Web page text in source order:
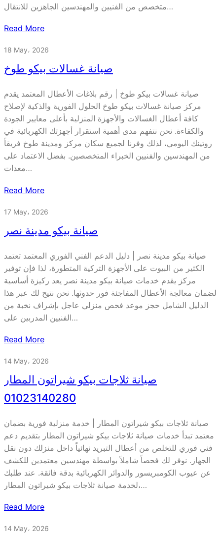
متخصص من الفنيين والمهندسين الجاهزين للانتقال…
Read More
18 May، 2026
صيانة غسالات بيكو طوخ
صيانة غسالات بيكو طوخ | رقم بلاغات الأعطال المعتمد يقدم
مركز صيانة غسالات بيكو طوخ الحلول الفورية والذكية لإصلاح
كافة أعطال الغسالات والأجهزة المنزلية بأعلى معايير الجودة
والكفاءة. نحن نتفهم مدى أهمية استقرار أجهزتك الكهربائية في
روتينك اليومي، لذلك وفرنا لجميع سكان مركز ومدينة طوخ فريقاً
من المهندسين والفنيين الخبراء المتخصصين. بفضل الاعتماد على
معدات…
Read More
17 May، 2026
صيانة بيكو مدينة نصر
صيانة بيكو مدينة نصر | دليل الدعم الفني الفوري المعتمد تعتمد
الكثير من البيوت على الأجهزة التركية المتطورة، لذا فإن توفير
مركز يقدم خدمات صيانة بيكو مدينة نصر يعد ركيزة أساسية
لضمان معالجة الأعطال المفاجئة فور حدوثها. نحن نتيح لك عبر هذا
الدليل الشامل حجز موعد فحص منزلي عاجل بإشراف نخبة من
الفنيين المدربين على…
Read More
14 May، 2026
صيانة ثلاجات بيكو شيراتون المطار
01023140280
صيانة ثلاجات بيكو شيراتون المطار | خدمة منزلية فورية بضمان
معتمد تبدأ خدمات صيانة ثلاجات بيكو شيراتون المطار بتقديم دعم
فني فوري للتخلص من أعطال التبريد نهائياً داخل منزلك دون نقل
الجهاز. نوفر لك فحصاً شاملاً بواسطة مهندسين معتمدين للكشف
عن عيوب الكومبريسور والدوائر الكهربائية بدقة فائقة. عند طلبك
لخدمة صيانة ثلاجات بيكو شيراتون المطار،…
Read More
14 May، 2026